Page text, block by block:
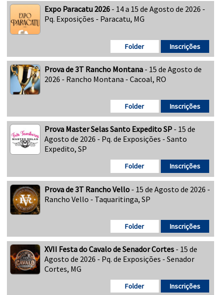
Expo Paracatu 2026 - 14 a 15 de Agosto de 2026 -
Pq. Exposições - Paracatu, MG
Inscrições
Folder
Prova de 3T Rancho Montana - 15 de Agosto de
2026 - Rancho Montana - Cacoal, RO
Inscrições
Folder
Prova Master Selas Santo Expedito SP - 15 de
Agosto de 2026 - Pq. de Exposições - Santo
Expedito, SP
Inscrições
Folder
Prova de 3T Rancho Vello - 15 de Agosto de 2026 -
Rancho Vello - Taquaritinga, SP
Inscrições
Folder
XVII Festa do Cavalo de Senador Cortes - 15 de
Agosto de 2026 - Pq. de Exposições - Senador
Cortes, MG
Inscrições
Folder